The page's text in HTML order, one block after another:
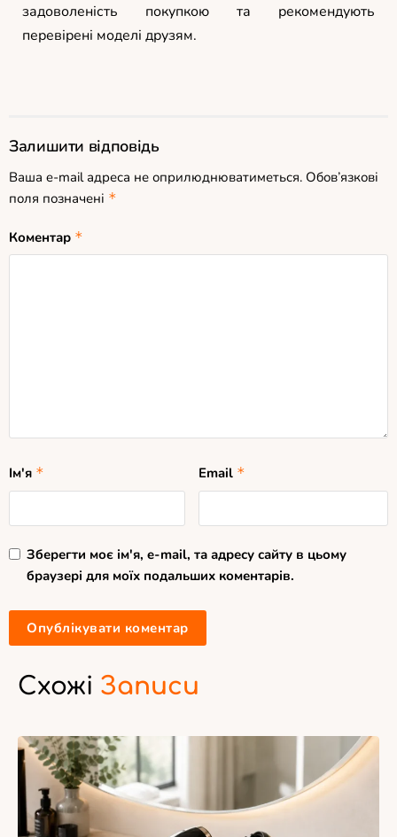
задоволеність покупкою та рекомендують
перевірені моделі друзям.
Залишити відповідь
Ваша e-mail адреса не оприлюднюватиметься. Обов’язкові
поля позначені *
Коментар *
Ім'я * Email *
Зберегти моє ім'я, e-mail, та адресу сайту в цьому
браузері для моїх подальших коментарів.
Схожі Записи